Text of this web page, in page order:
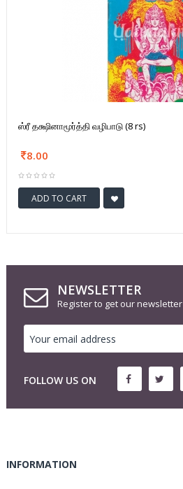
ஸ்ரீ தக்ஷினாமூர்த்தி வழிபாடு (8 rs)
8.00
ADD TO CART
NEWSLETTER
Register to get our newsletter
FOLLOW US ON
INFORMATION